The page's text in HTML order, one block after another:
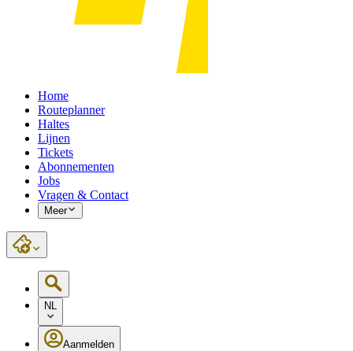
Home
Routeplanner
Haltes
Lijnen
Tickets
Abonnementen
Jobs
Vragen & Contact
Meer
NL
Aanmelden